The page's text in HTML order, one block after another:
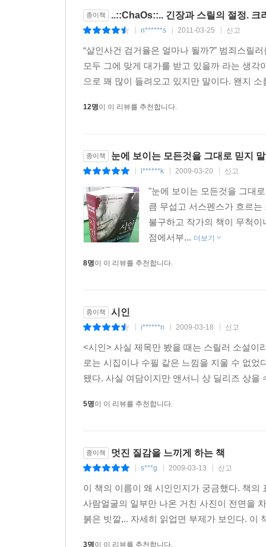
종이책 ..::ChaOs::.. 긴장과 스릴의 절정. 크
n******s 2011-03-25 신고
“살인사건 검거율은 얼마나 될까?” 범죄스릴
모두 그에 맞게 대가를 받고 있을까 라는 생
으로 꽤 많이 들려오고 있지만 말이다. 왠지
12명이 이 리뷰를 추천합니다.
종이책 눈에 보이는 모든것을 그대로 믿지
l******k 2009-03-20 신고
"눈에 보이는 모든것을 그대
큼 무섭고 서스펜스가 흐르
불구하고 작가의 책이 무척
점에서부... 더보기
8명이 이 리뷰를 추천합니다.
종이책 시인
i******n 2009-03-18 신고
<시인> 사실 제목만 봤을 때는 스릴러 소설이
로는 시집이나 수필 같은 느낌을 지울 수 없
됐다. 사실 여담이지만 앤서니 상 딜리즈 상을
5명이 이 리뷰를 추천합니다.
종이책 멋진 질감을 느끼게 하는 책
s***g 2009-03-13 신고
이 책의 이름이 왜 시인인지가 궁금했다. 책
사람얼굴의 일부만 나온 거친 사진이 전면을
붉은 빗깔,.. 자세히 읽업면 부제가 보인다. 이
3명이 이 리뷰를 추천합니다.